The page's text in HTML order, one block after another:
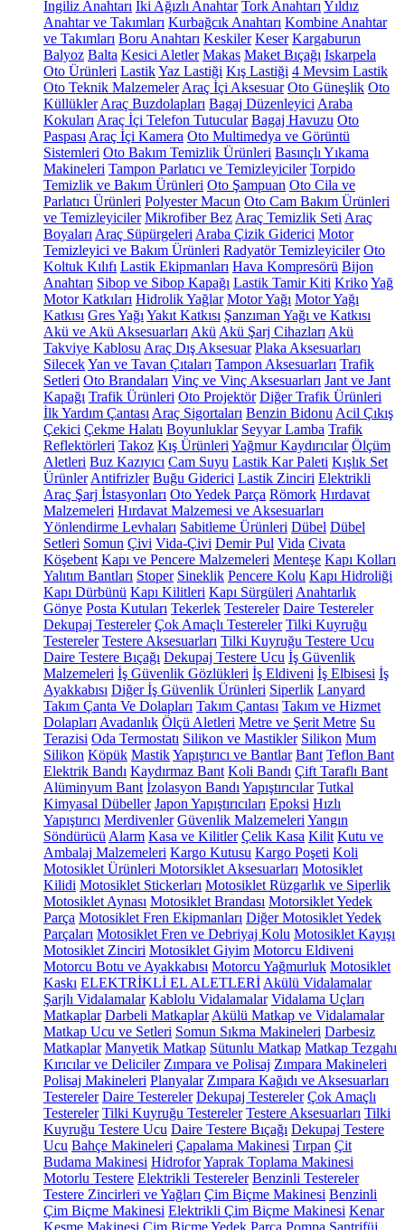
İngiliz Anahtarı İki Ağızlı Anahtar Tork Anahtarı Yıldız
Anahtar ve Takımları Kurbağcık Anahtarı Kombine Anahtar
ve Takımları Boru Anahtarı Keskiler Keser Kargaburun
Balyoz Balta Kesici Aletler Makas Maket Bıçağı Iskarpela
Oto Ürünleri LastikYaz Lastiği Kış Lastiği 4 Mevsim Lastik
Oto Teknik Malzemeler Araç İçi Aksesuar Oto Güneşlik Oto
Küllükler Araç Buzdolapları Bagaj Düzenleyici Araba
Kokuları Araç İçi Telefon Tutucular Bagaj Havuzu Oto
Paspası Araç İçi Kamera Oto Multimedya ve Görüntü
Sistemleri Oto Bakım Temizlik Ürünleri Basınçlı Yıkama
Makineleri Tampon Parlatıcı ve Temizleyiciler Torpido
Temizlik ve Bakım Ürünleri Oto Şampuan Oto Cila ve
Parlatıcı Ürünleri Polyester Macun Oto Cam Bakım Ürünleri
ve Temizleyiciler Mikrofiber Bez Araç Temizlik Seti Araç
Boyaları Araç Süpürgeleri Araba Çizik Giderici Motor
Temizleyici ve Bakım Ürünleri Radyatör Temizleyiciler Oto
Koltuk Kılıfı Lastik Ekipmanları Hava Kompresörü Bijon
Anahtarı Sibop ve Sibop Kapağı Lastik Tamir Kiti KrikoYağ
Motor Katkıları Hidrolik Yağlar Motor Yağı Motor Yağı
Katkısı Gres Yağı Yakıt Katkısı Şanzıman Yağı ve Katkısı
Akü ve Akü Aksesuarları Akü Akü Şarj Cihazları Akü
Takviye Kablosu Araç Dış Aksesuar Plaka Aksesuarları
SilecekYan ve Tavan Çıtaları Tampon Aksesuarları Trafik
Setleri Oto Brandaları Vinç ve Vinç Aksesuarları Jant ve Jant
Kapağı Trafik Ürünleri Oto Projektör Diğer Trafik Ürünleri
İlk Yardım Çantası Araç Sigortaları Benzin Bidonu Acil Çıkış
Çekici Çekme Halatı Boyunluklar Seyyar Lamba Trafik
Reflektörleri Takoz Kış Ürünleri Yağmur Kaydırıcılar Ölçüm
Aletleri Buz Kazıyıcı Cam Suyu Lastik Kar Paleti Kışlık Set
Ürünler Antifrizler Buğu Giderici Lastik Zinciri Elektrikli
Araç Şarj İstasyonları Oto Yedek Parça Römork Hırdavat
Malzemeleri Hırdavat Malzemesi ve Aksesuarları
Yönlendirme Levhaları Sabitleme Ürünleri Dübel Dübel
Setleri Somun Çivi Vida-Çivi Demir Pul Vida Civata
Köşebent Kapı ve Pencere Malzemeleri Menteşe Kapı Kolları
Yalıtım Bantları Stoper Sineklik Pencere Kolu Kapı Hidroliği
Kapı Dürbünü Kapı Kilitleri Kapı Sürgüleri Anahtarlık
Gönye Posta Kutuları Tekerlek Testereler Daire Testereler
Dekupaj Testereler Çok Amaçlı Testereler Tilki Kuyruğu
Testereler Testere Aksesuarları Tilki Kuyruğu Testere Ucu
Daire Testere Bıçağı Dekupaj Testere Ucu İş Güvenlik
Malzemeleri İş Güvenlik Gözlükleri İş Eldiveni İş Elbisesi İş
Ayakkabısı Diğer İş Güvenlik Ürünleri Siperlik Lanyard
Takım Çanta Ve Dolapları Takım Çantası Takım ve Hizmet
Dolapları Avadanlık Ölçü Aletleri Metre ve Şerit Metre Su
Terazisi Oda Termostatı Silikon ve Mastikler Silikon Mum
Silikon Köpük MastikYapıştırıcı ve Bantlar Bant Teflon Bant
Elektrik Bandı Kaydırmaz Bant Koli Bandı Çift Taraflı Bant
Alüminyum Bant İzolasyon Bandı Yapıştırıcılar Tutkal
Kimyasal Dübeller Japon Yapıştırıcıları Epoksi Hızlı
Yapıştırıcı Merdivenler Güvenlik Malzemeleri Yangın
Söndürücü Alarm Kasa ve Kilitler Çelik Kasa Kilit Kutu ve
Ambalaj Malzemeleri Kargo Kutusu Kargo Poşeti Koli
Motosiklet Ürünleri Motorsiklet Aksesuarları Motosiklet
Kilidi Motosiklet Stickerları Motosiklet Rüzgarlık ve Siperlik
Motosiklet Aynası Motosiklet Brandası Motorsiklet Yedek
Parça Motosiklet Fren Ekipmanları Diğer Motosiklet Yedek
Parçaları Motosiklet Fren ve Debriyaj Kolu Motosiklet Kayışı
Motosiklet Zinciri Motosiklet Giyim Motorcu Eldiveni
Motorcu Botu ve Ayakkabısı Motorcu Yağmurluk Motosiklet
Kaskı ELEKTRİKLİ EL ALETLERİ Akülü Vidalamalar
Şarjlı Vidalamalar Kablolu Vidalamalar Vidalama Uçları
Matkaplar Darbeli Matkaplar Akülü Matkap ve Vidalamalar
Matkap Ucu ve Setleri Somun Sıkma Makineleri Darbesiz
Matkaplar Manyetik Matkap Sütunlu Matkap Matkap Tezgahı
Kırıcılar ve Deliciler Zımpara ve Polisaj Zımpara Makineleri
Polisaj Makineleri Planyalar Zımpara Kağıdı ve Aksesuarları
Testereler Daire Testereler Dekupaj Testereler Çok Amaçlı
Testereler Tilki Kuyruğu Testereler Testere Aksesuarları Tilki
Kuyruğu Testere Ucu Daire Testere Bıçağı Dekupaj Testere
Ucu Bahçe Makineleri Çapalama Makinesi Tırpan Çit
Budama Makinesi HidroforYaprak Toplama Makinesi
Motorlu Testere Elektrikli Testereler Benzinli Testereler
Testere Zincirleri ve Yağları Çim Biçme Makinesi Benzinli
Çim Biçme Makinesi Elektrikli Çim Biçme Makinesi Kenar
Kesme Makinesi Çim Biçme Yedek Parça Pompa Santrifüj